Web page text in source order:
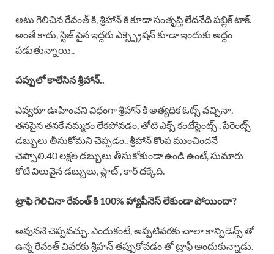
అటు గెలిచిన రేవంత్ కి, శ్రిహాన్ కి కూడా సంతృప్తి లేదనేది పబ్లిక్ టాక్.
అంతే కాదు, స్టేజ్ పైన ఇద్దరు ఎక్స్ప్రెషన్ కూడా ఇందుకు అద్దం
పడుతున్నాయి..
పప్పులో కాలేసిన శ్రీహాన్..
ఎవ్వరూ ఊహించని విధంగా శ్రీహాన్ కి అత్యధిక ఓట్స్ వచ్చినా,
తనపైన తనకే నమ్మకం లేకపోవడం, తోటి ఎక్స్ కంటేస్టెంట్స్ , పేరెంట్స్
డబ్బులు తీసుకోమని చెప్పడం.. శ్రీహాన్ కొంప ముంచిందనే
చెప్పాలి.40 లక్షల డబ్బులు తీసుకోకుండా ఉండి ఉంటే, సుమారు
కోటి విలువైన డబ్బులు, ప్లాట్ , కార్ దక్కేది.
ట్రాఫి గెలిచినా రేవంత్ కి 100% హ్యాపీనెస్ లేకుండా పోయిందా?
అవుననే చెప్పవచ్చు. ఎందుకంటే, అప్పటివరకు చాలా కాన్ఫిడెన్స్ తో
ఉన్న రేవంత్ చివరకు శ్రీహన్ తప్పుకోవడం తో ట్రాఫీ అందుకున్నాడు.